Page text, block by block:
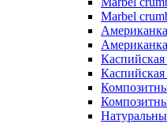
Marbel
Американка
Американка
Каспийская
Каспийская